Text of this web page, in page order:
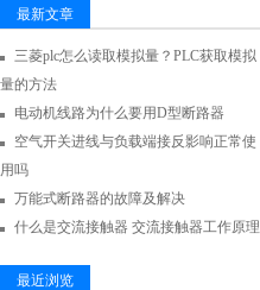
最新文章
三菱plc怎么读取模拟量？PLC获取模拟
量的方法
电动机线路为什么要用D型断路器
空气开关进线与负载端接反影响正常使
用吗
万能式断路器的故障及解决
什么是交流接触器 交流接触器工作原理
最近浏览